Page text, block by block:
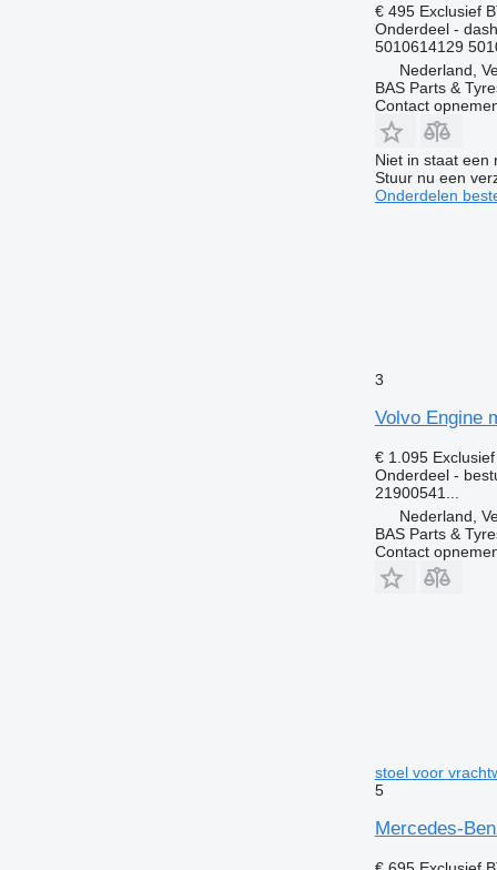
€ 495 Exclusief
Onderdeel -
5010614129
Nederland,
BAS Parts &
Contact
Niet in staat een
Stuur nu een
Onderdelen
3
Volvo Engine
€ 1.095
Onderdeel -
21900541...
Nederland,
BAS Parts &
Contact
stoel voor
5
Mercedes-